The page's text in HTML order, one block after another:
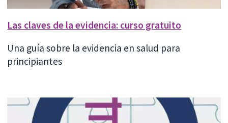
Las claves de la evidencia: curso gratuito
Una guía sobre la evidencia en salud para
principiantes